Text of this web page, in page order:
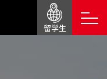
留学生